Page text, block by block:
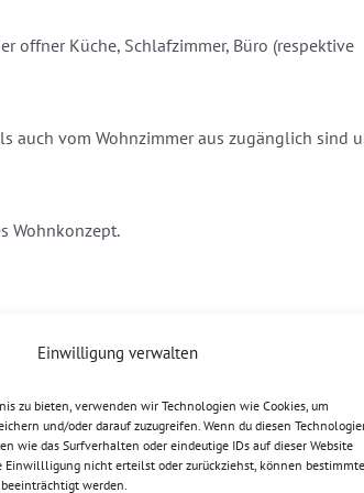
Einwilligung verwalten
zu bieten, verwenden wir Technologien wie Cookies, um
und/oder darauf zuzugreifen. Wenn du diesen
wie das Surfverhalten oder eindeutige IDs auf dieser Website
Einwillligung nicht erteilst oder zurückziehst, können bestimmte
werden.
offner Küche, Schlafzimmer, Büro (respektive
auch vom Wohnzimmer aus zugänglich sind
Wohnkonzept.